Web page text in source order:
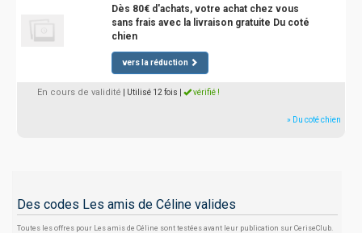
Dès 80€ d'achats, votre achat chez vous
sans frais avec la livraison gratuite Du coté
chien
vers la réduction
En cours de validité | Utilisé 12 fois vérifié !
» Du coté chien
Des codes Les amis de Céline valides
Toutes les offres pour Les amis de Céline sont testées avant leur publication sur CeriseClub.